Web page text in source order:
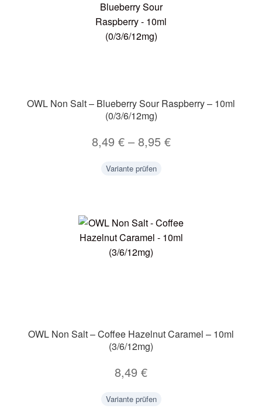
OWL Non Salt – Blueberry Sour Raspberry – 10ml
(0/3/6/12mg)
8,49 €– 8,95 €
Variante prüfen
OWL Non Salt – Coffee Hazelnut Caramel – 10ml
(3/6/12mg)
8,49 €
Variante prüfen